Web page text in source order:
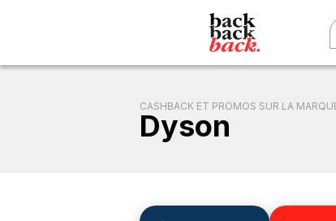
CASHBACK ET PROMOS SUR LA
Dyson